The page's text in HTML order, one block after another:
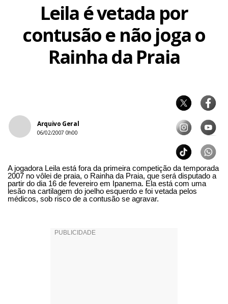
Leila é vetada por
contusão e não joga o
Rainha da Praia
Arquivo Geral
06/02/2007 0h00
A jogadora Leila está fora da primeira competição da temporada
2007 no vôlei de praia, o Rainha da Praia, que será disputado a
partir do dia 16 de fevereiro em Ipanema. Ela está com uma
lesão na cartilagem do joelho esquerdo e foi vetada pelos
médicos, sob risco de a contusão se agravar.